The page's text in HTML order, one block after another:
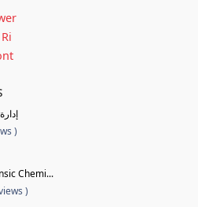
)
Chemi...
)